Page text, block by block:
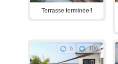
Terrasse terminée!!
6 106